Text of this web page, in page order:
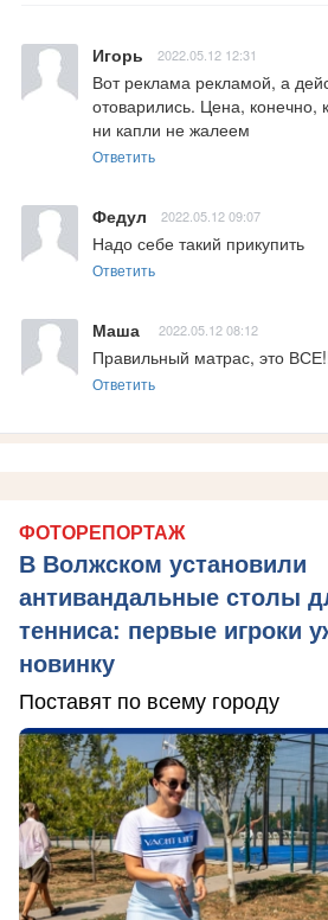
Игорь 2022.05.12 12:31
Вот реклама рекламой, а
отоварились. Цена, конечно,
ни капли не жалеем
Ответить
Федул 2022.05.12 09:07
Надо себе такий прикупить
Ответить
Маша 2022.05.12 08:12
Правильный матрас, это
Ответить
ФОТОРЕПОРТАЖ
В Волжском установили
антивандальные столы
тенниса: первые игроки
новинку
Поставят по всему городу